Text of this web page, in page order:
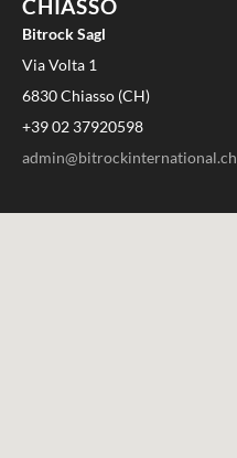
CHIASSO
Bitrock Sagl
Via Volta 1
6830 Chiasso (CH)
+39 02 37920598
admin@bitrockinternational.ch